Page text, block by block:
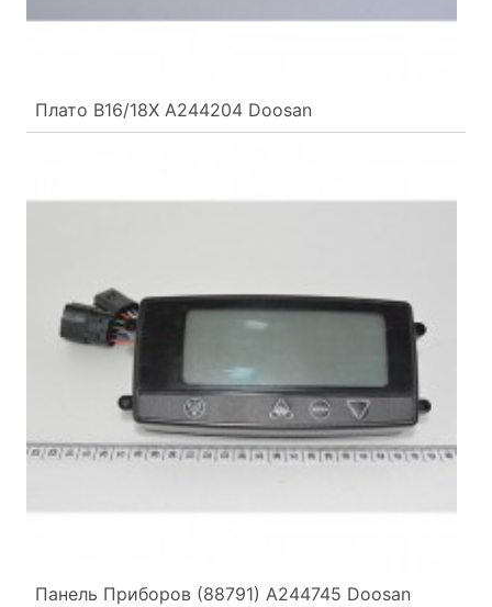
Плато B16/18X A244204 Doosan
Панель Приборов (88791) A244745 Doosan